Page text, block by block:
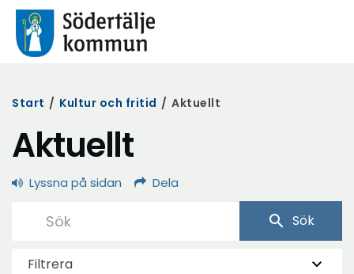
Start / Kultur och fritid / Aktuellt
Aktuellt
Lyssna på sidan Dela
search Sök
Filtrera